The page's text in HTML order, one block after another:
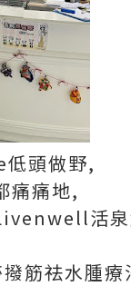
頭做野,
痛痛地,
活
筋祛水腫療